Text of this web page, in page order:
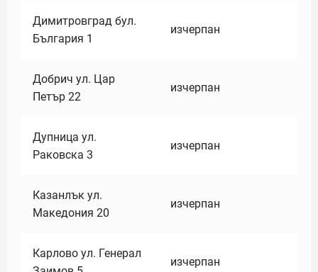
Димитровград бул.
България 1
изчерпан
Добрич ул. Цар
Петър 22
изчерпан
Дупница ул.
Раковска 3
изчерпан
Казанлък ул.
Македония 20
изчерпан
Карлово ул. Генерал
изчерпан